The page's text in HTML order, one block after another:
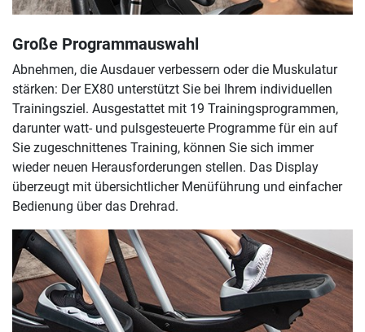
Große Programmauswahl
Abnehmen, die Ausdauer verbessern oder die Muskulatur
stärken: Der EX80 unterstützt Sie bei Ihrem individuellen
Trainingsziel. Ausgestattet mit 19 Trainingsprogrammen,
darunter watt- und pulsgesteuerte Programme für ein auf
Sie zugeschnittenes Training, können Sie sich immer
wieder neuen Herausforderungen stellen. Das Display
überzeugt mit übersichtlicher Menüführung und einfacher
Bedienung über das Drehrad.